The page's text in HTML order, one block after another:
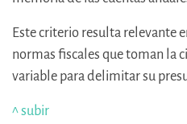
Este criterio resulta relevante
normas fiscales que toman la
variable para delimitar su
^ subir